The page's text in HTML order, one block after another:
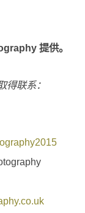
提供。
得联系：